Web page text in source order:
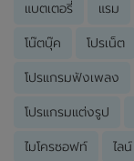
แบตเตอรี่ แรม
โน๊ตบุ๊ค โปรเน็ต
โปรแกรมฟังเพลง
โปรแกรมแต่งรูป
ไมโครซอฟท์ ไลน์